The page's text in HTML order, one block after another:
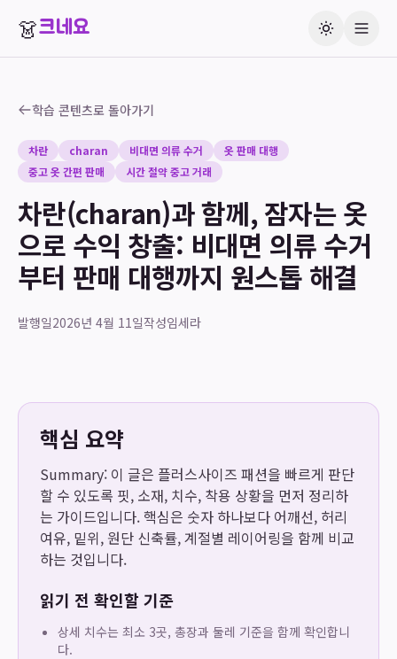
👗크네요
학습 콘텐츠로 돌아가기
차란 charan 비대면 의류 수거
옷 판매 대행
중고 옷 간편 판매
시간 절약 중고 거래
차란(charan)과 함께, 잠자는 옷
으로 수익 창출: 비대면 의류 수거
부터 판매 대행까지 원스톱 해결
발행일2026년 4월 11일작성임세라
핵심 요약
Summary: 이 글은 플러스사이즈 패션을 빠르게 판단
할 수 있도록 핏, 소재, 치수, 착용 상황을 먼저 정리하
는 가이드입니다. 핵심은 숫자 하나보다 어깨선, 허리
여유, 밑위, 원단 신축률, 계절별 레이어링을 함께 비교
하는 것입니다.
읽기 전 확인할 기준
상세 치수는 최소 3곳, 총장과 둘레 기준을 함께 확인합니
다.